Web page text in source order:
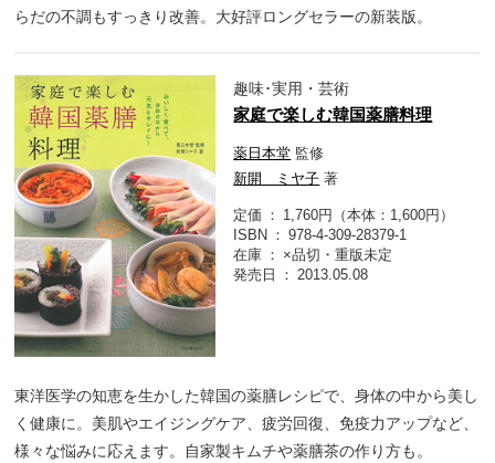
らだの不調もすっきり改善。大好評ロングセラーの新装版。
趣味･実用・芸術
家庭で楽しむ韓国薬膳料理
薬日本堂 監修
新開 ミヤ子 著
定価
1,760円（本体：1,600円）
ISBN
978-4-309-28379-1
在庫
×品切・重版未定
発売日
2013.05.08
東洋医学の知恵を生かした韓国の薬膳レシピで、身体の中から美し
く健康に。美肌やエイジングケア、疲労回復、免疫力アップなど、
様々な悩みに応えます。自家製キムチや薬膳茶の作り方も。